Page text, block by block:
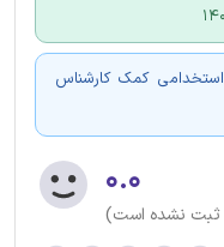
کمک کارشناس
۰.۰
ثبت نشده است)